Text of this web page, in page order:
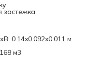
застежка
0.14x0.092x0.011 м
м3